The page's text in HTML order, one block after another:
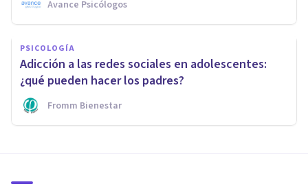
Avance Psicólogos
PSICOLOGÍA
Adicción a las redes sociales en adolescentes:
¿qué pueden hacer los padres?
Fromm Bienestar